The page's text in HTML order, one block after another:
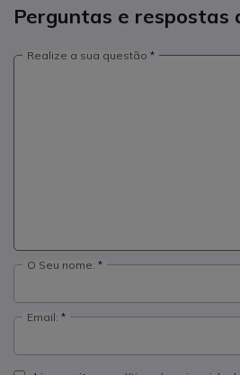
Perguntas e respostas
Realize a sua questão
O Seu nome:
Email: